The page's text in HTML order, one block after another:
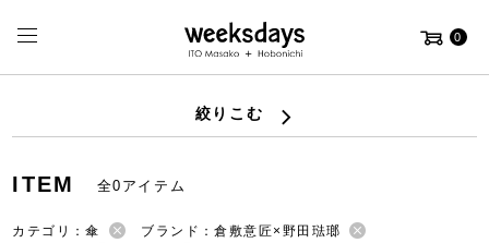
0
絞りこむ
ITEM 全0アイテム
カテゴリ：傘
ブランド：倉敷意匠×野田琺瑯